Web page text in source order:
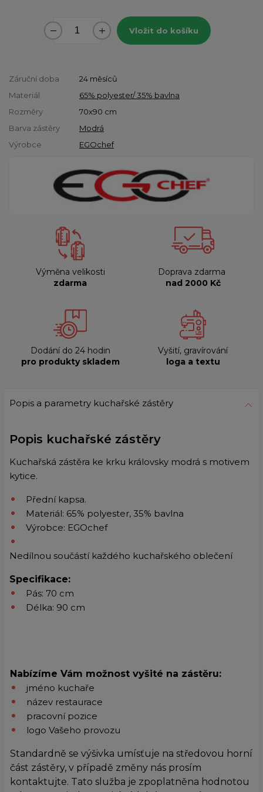
Vložit do košíku
Záruční doba
24 měsíců
Materiál
65% polyester/ 35% bavlna
Rozměry
70x90 cm
Barva zástěry
Modrá
Výrobce
EGOchef
Výměna velikosti
zdarma
Doprava zdarma
nad 2000 Kč
Dodání do 24 hodin
pro produkty skladem
Vyšití, gravírování
loga a textu
Popis a parametry kuchařské zástěry
Popis kuchařské zástěry
Kuchařská zástěra ke krku královsky modrá s motivem
kytice.
Přední kapsa.
Materiál: 65% polyester, 35% bavlna
Výrobce: EGOchef
Nedílnou součástí každého kuchařského oblečení
Specifikace:
Pás: 70 cm
Délka: 90 cm
Nabízíme Vám možnost vyšité na zástěru:
jméno kuchaře
název restaurace
pracovní pozice
logo Vašeho provozu
Standardně se výšivka umísťuje na středovou horní
část zástěry, v případě změny nás prosím
kontaktujte. Tato služba je zpoplatněna hodnotou